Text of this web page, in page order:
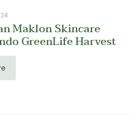
Maklon Skincare
GreenLife Harvest